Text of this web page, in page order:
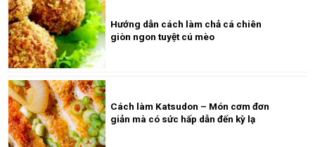
Hướng dẫn cách làm chả cá chiên
giòn ngon tuyệt cú mèo
Cách làm Katsudon – Món cơm đơn
giản mà có sức hấp dẫn đến kỳ lạ